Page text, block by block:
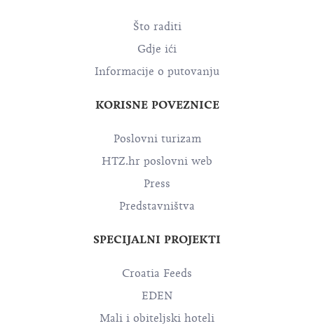
Što raditi
Gdje ići
Informacije o putovanju
KORISNE POVEZNICE
Poslovni turizam
HTZ.hr poslovni web
Press
Predstavništva
SPECIJALNI PROJEKTI
Croatia Feeds
EDEN
Mali i obiteljski hoteli